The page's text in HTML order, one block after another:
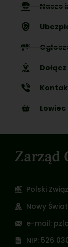
Nasze
Łowiec
Zarząd
Polski
Nowy
e-mail:
NIP: 526